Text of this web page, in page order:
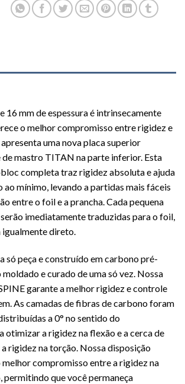
16 mm de espessura é intrinsecamente
o melhor compromisso entre rigidez e
uma nova placa superior
de mastro TITAN na parte inferior. Esta
completa traz rigidez absoluta e ajuda
ao mínimo, levando a partidas mais fáceis
entre o foil e a prancha. Cada pequena
imediatamente traduzidas para o foil,
igualmente direto.
só peça e construído em carbono pré-
e curado de uma só vez. Nossa
garante a melhor rigidez e controle
As camadas de fibras de carbono foram
a 0° no sentido do
otimizar a rigidez na flexão e a cerca de
rigidez na torção. Nossa disposição
compromisso entre a rigidez na
permitindo que você permaneça